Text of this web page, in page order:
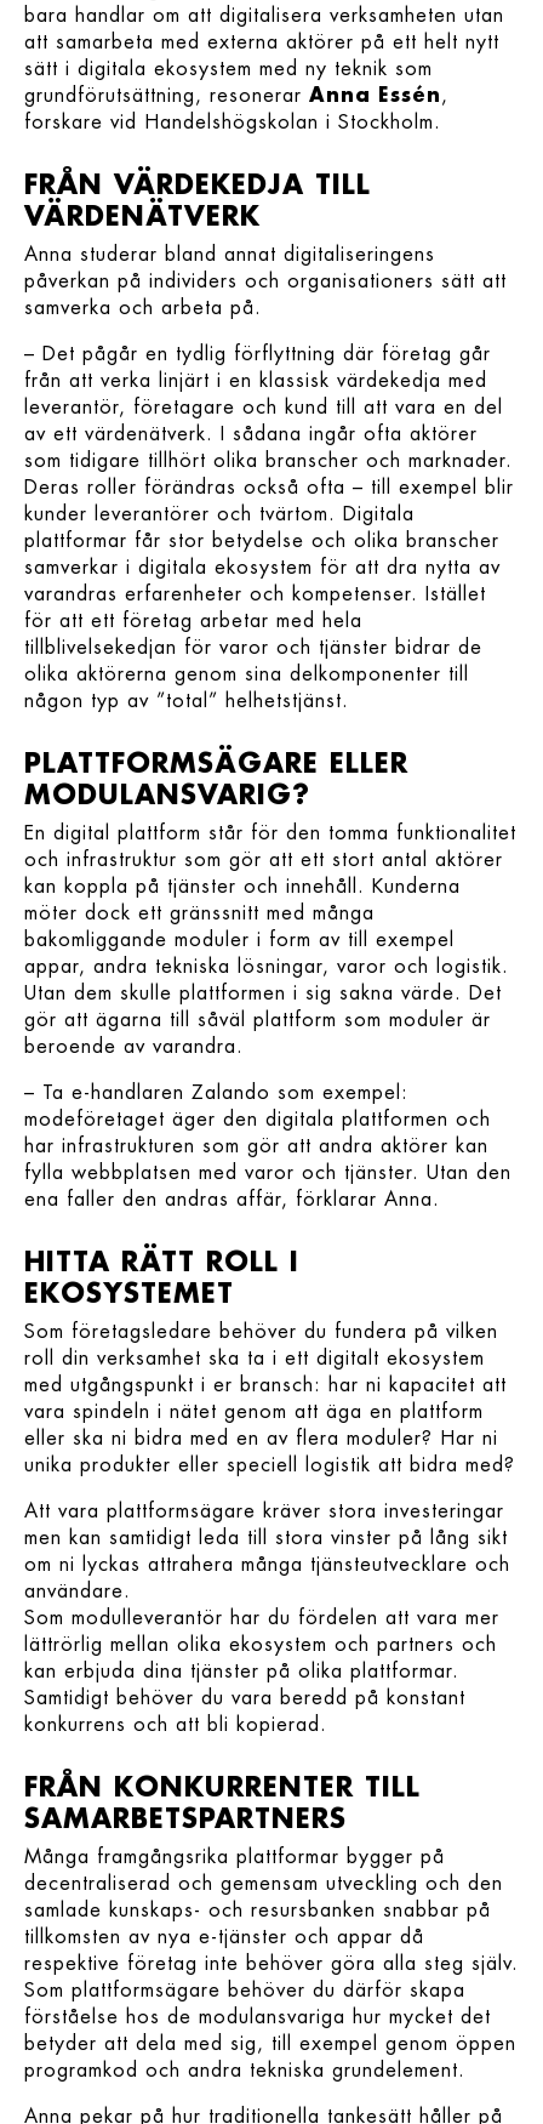
bara handlar om att digitalisera verksamheten utan
att samarbeta med externa aktörer på ett helt nytt
sätt i digitala ekosystem med ny teknik som
grundförutsättning, resonerar Anna Essén ,
forskare vid Handelshögskolan i Stockholm.
FRÅN VÄRDEKEDJA TILL
VÄRDENÄTVERK
Anna studerar bland annat digitaliseringens
påverkan på individers och organisationers sätt att
samverka och arbeta på.
– Det pågår en tydlig förflyttning där företag går
från att verka linjärt i en klassisk värdekedja med
leverantör, företagare och kund till att vara en del
av ett värdenätverk. I sådana ingår ofta aktörer
som tidigare tillhört olika branscher och marknader.
Deras roller förändras också ofta – till exempel blir
kunder leverantörer och tvärtom. Digitala
plattformar får stor betydelse och olika branscher
samverkar i digitala ekosystem för att dra nytta av
varandras erfarenheter och kompetenser. Istället
för att ett företag arbetar med hela
tillblivelsekedjan för varor och tjänster bidrar de
olika aktörerna genom sina delkomponenter till
någon typ av ”total” helhetstjänst.
PLATTFORMSÄGARE ELLER
MODULANSVARIG?
En digital plattform står för den tomma funktionalitet
och infrastruktur som gör att ett stort antal aktörer
kan koppla på tjänster och innehåll. Kunderna
möter dock ett gränssnitt med många
bakomliggande moduler i form av till exempel
appar, andra tekniska lösningar, varor och logistik.
Utan dem skulle plattformen i sig sakna värde. Det
gör att ägarna till såväl plattform som moduler är
beroende av varandra.
– Ta e-handlaren Zalando som exempel:
modeföretaget äger den digitala plattformen och
har infrastrukturen som gör att andra aktörer kan
fylla webbplatsen med varor och tjänster. Utan den
ena faller den andras affär, förklarar Anna.
HITTA RÄTT ROLL I
EKOSYSTEMET
Som företagsledare behöver du fundera på vilken
roll din verksamhet ska ta i ett digitalt ekosystem
med utgångspunkt i er bransch: har ni kapacitet att
vara spindeln i nätet genom att äga en plattform
eller ska ni bidra med en av flera moduler? Har ni
unika produkter eller speciell logistik att bidra med?
Att vara plattformsägare kräver stora investeringar
men kan samtidigt leda till stora vinster på lång sikt
om ni lyckas attrahera många tjänsteutvecklare och
användare.
Som modulleverantör har du fördelen att vara mer
lättrörlig mellan olika ekosystem och partners och
kan erbjuda dina tjänster på olika plattformar.
Samtidigt behöver du vara beredd på konstant
konkurrens och att bli kopierad.
FRÅN KONKURRENTER TILL
SAMARBETSPARTNERS
Många framgångsrika plattformar bygger på
decentraliserad och gemensam utveckling och den
samlade kunskaps- och resursbanken snabbar på
tillkomsten av nya e-tjänster och appar då
respektive företag inte behöver göra alla steg själv.
Som plattformsägare behöver du därför skapa
förståelse hos de modulansvariga hur mycket det
betyder att dela med sig, till exempel genom öppen
programkod och andra tekniska grundelement.
Anna pekar på hur traditionella tankesätt håller på